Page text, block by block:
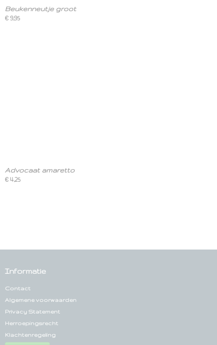
Beukenneutje groot
€ 9,95
Advocaat amaretto
€ 4,25
Informatie
Contact
Algemene voorwaarden
Privacy Statement
Herroepingsrecht
Klachtenregeling